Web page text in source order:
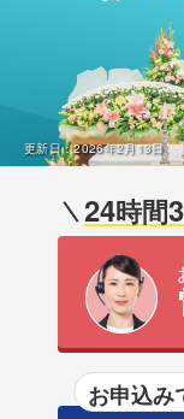
更新日：2026年2月13日
24時間
お申込み